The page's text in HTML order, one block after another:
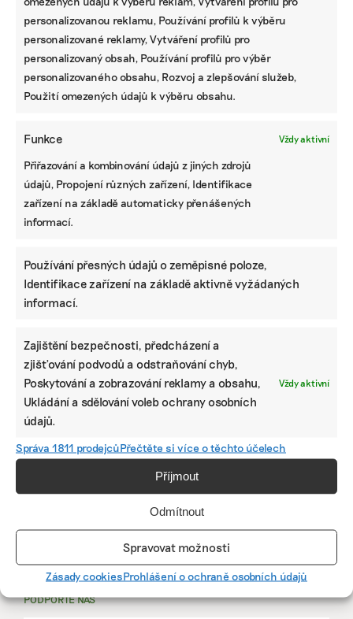
personalizovanou reklamu, Používání profilů k výběru
personalizované reklamy, Vytváření profilů pro
personalizovaný obsah, Používání profilů pro výběr
personalizovaného obsahu, Rozvoj a zlepšování služeb,
Použití omezených údajů k výběru obsahu.
Funkce Vždy aktivní
Přiřazování a kombinování údajů z jiných zdrojů
údajů, Propojení různých zařízení, Identifikace
zařízení na základě automaticky přenášených
informací.
Používání přesných údajů o zeměpisné poloze,
Identifikace zařízení na základě aktivně vyžádaných
informací.
Zajištění bezpečnosti, předcházení a
zjišťování podvodů a odstraňování chyb,
Poskytování a zobrazování reklamy a obsahu,
Ukládání a sdělování voleb ochrany osobních
údajů.
Vždy aktivní
Správa 1811 prodejcůPřečtěte si více o těchto účelech
Příjmout
Odmítnout
Spravovat možnosti
Zásady cookiesProhlášení o ochraně osobních údajů
PRÁCE, KTERÁ ZLEPŠÍ SVĚT
mutualus
Stáž: právnička nebo právník v oblasti
udržitelnosti
mutualus
PODPOŘTE NÁS